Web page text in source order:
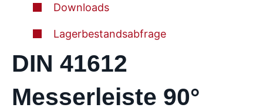
Downloads
Lagerbestandsabfrage
DIN 41612
Messerleiste 90°